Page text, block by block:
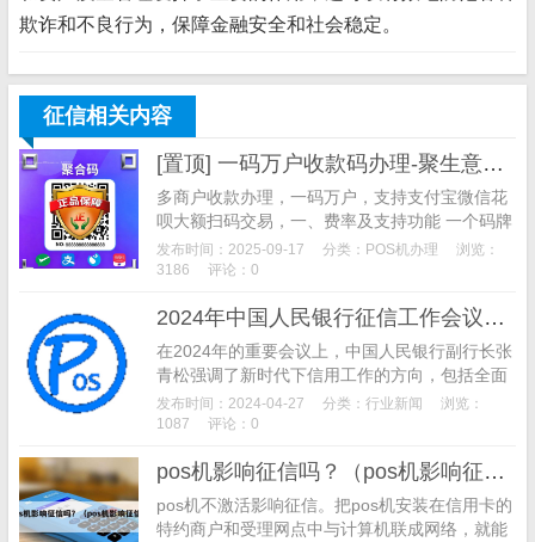
欺诈和不良行为，保障金融安全和社会稳定。
征信相关内容
[置顶] 一码万户收款码办理-聚生意收款码办理
多商户收款办理，一码万户，支持支付宝微信花
呗大额扫码交易，一、费率及支持功能 一个码牌
搞定千万商户，全国商户任你选，费率如下图所
示： 支付宝和微信大额支付费率0.6%， 单笔最
现，单次加提现费2块
发布时间：2025-09-17 分类： POS机办理
浏览：
3186
评论：0
2024年中国人民银行征信工作会议强调创新与监管，推动现代化信用体系建设
在2024年的重要会议上，中国人民银行副行长张
青松强调了新时代下信用工作的方向，包括全面
融入数字经济、服务实体经济、深化供给侧改革
等。会议突出了加强个人隐私和数据安全的必要
目标。
发布时间：2024-04-27 分类： 行业新闻
浏览：
1087
评论：0
pos机影响征信吗？（pos机影响征信吗）
pos机不激活影响征信。把pos机安装在信用卡的
特约商户和受理网点中与计算机联成网络，就能